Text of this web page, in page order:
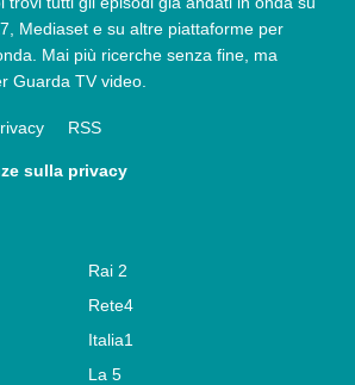
Mediaset e su altre piattaforme per
Mai più ricerche senza fine, ma
Guarda TV video.
RSS
sulla privacy
Rai 2
Rete4
Italia1
La 5